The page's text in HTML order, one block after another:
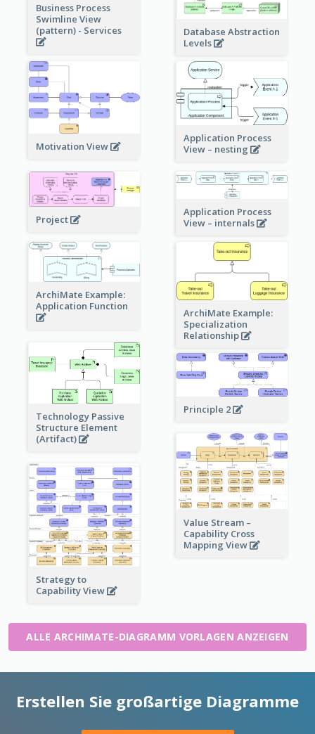
Business Process
Swimline View
(pattern) - Services
Database Abstraction
Levels
Motivation View
Application Process
View – nesting
Project
Application Process
View – internals
ArchiMate Example:
Application Function
ArchiMate Example:
Specialization
Relationship
Technology Passive
Structure Element
(Artifact)
Principle 2
Value Stream –
Capability Cross
Mapping View
Strategy to
Capability View
ALLE ARCHIMATE-DIAGRAMM VORLAGEN ANZEIGEN
Erstellen Sie großartige Diagramme